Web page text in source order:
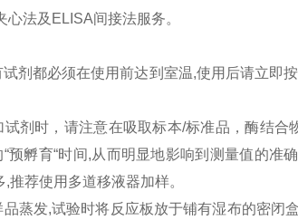
心法及ELISA间接法服务。
试剂都必须在使用前达到室温,使用后请立即
试剂时，请注意在吸取标本/标准品，酶结
预孵育“时间,从而明显地影响到测量值的
推荐使用多道移液器加样。
品蒸发,试验时将反应板放于铺有湿布的密闭